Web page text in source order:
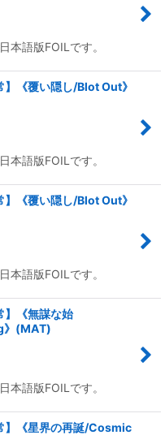
本語版FOILです。
《覆い隠し/Blot Out》
本語版FOILです。
《覆い隠し/Blot Out》
本語版FOILです。
《無謀な始
》(MAT)
本語版FOILです。
】《星界の再誕/Cosmic